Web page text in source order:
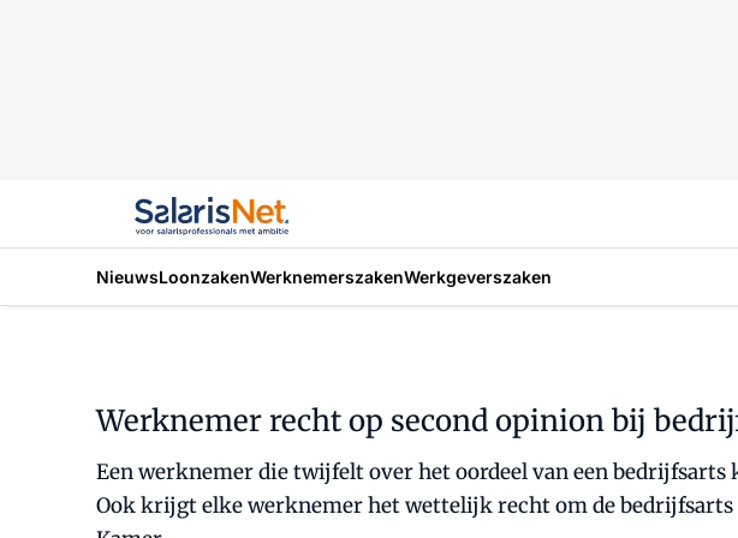
NieuwsLoonzakenWerknemerszakenWerkgeverszaken
Werknemer recht op second opinion bij
Een werknemer die twijfelt over het oordeel van een
Ook krijgt elke werknemer het wettelijk recht om de bedrijfsarts